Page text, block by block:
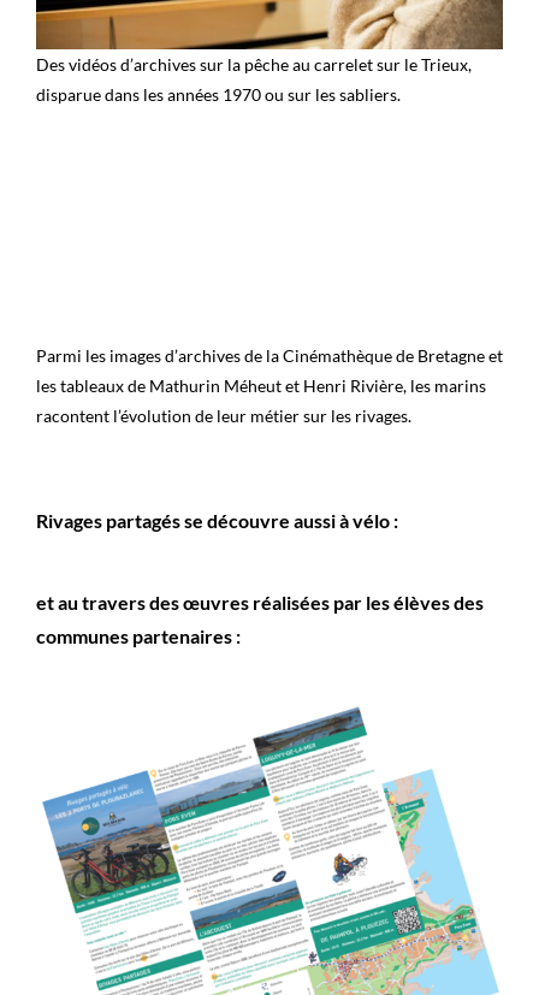
Des vidéos d’archives sur la pêche au carrelet sur le Trieux,
disparue dans les années 1970 ou sur les sabliers.
Parmi les images d’archives de la Cinémathèque de Bretagne et
les tableaux de Mathurin Méheut et Henri Rivière, les marins
racontent l’évolution de leur métier sur les rivages.
Rivages partagés se découvre aussi à vélo :
et au travers des œuvres réalisées par les élèves des
communes partenaires :